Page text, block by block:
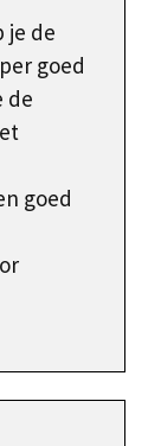
je de
goed
de
goed